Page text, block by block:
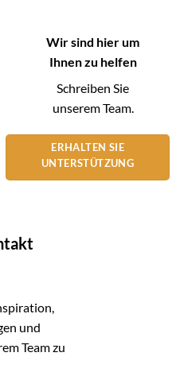
Wir sind hier um
Ihnen zu helfen
Schreiben Sie
unserem Team.
ERHALTEN SIE
UNTERSTÜTZUNG
und
Team zu